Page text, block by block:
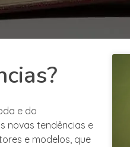
e do
novas tendências e
e modelos, que